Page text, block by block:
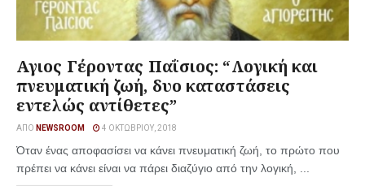
Αγιος Γέροντας Παΐσιος: “Λογική και
πνευματική ζωή, δυο καταστάσεις
εντελώς αντίθετες”
ΑΠΌ NEWSROOM 4 ΟΚΤΩΒΡΊΟΥ, 2018
Όταν ένας αποφασίσει να κάνει πνευματική ζωή, το πρώτο που
πρέπει να κάνει είναι να πάρει διαζύγιο από την λογική, ...